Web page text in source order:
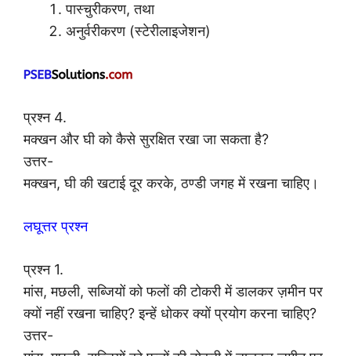
पास्चुरीकरण, तथा
अनुर्वरीकरण (स्टेरीलाइजेशन)
प्रश्न 4.
मक्खन और घी को कैसे सुरक्षित रखा जा सकता है?
उत्तर-
मक्खन, घी की खटाई दूर करके, ठण्डी जगह में रखना चाहिए।
लघूत्तर प्रश्न
प्रश्न 1.
मांस, मछली, सब्जियों को फलों की टोकरी में डालकर ज़मीन पर
क्यों नहीं रखना चाहिए? इन्हें धोकर क्यों प्रयोग करना चाहिए?
उत्तर-